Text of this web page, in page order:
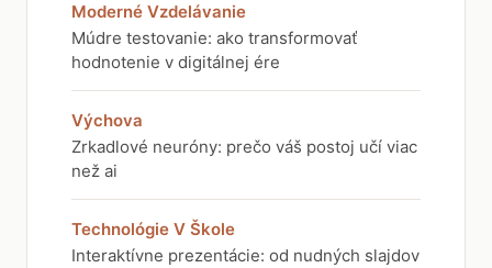
Moderné Vzdelávanie
Múdre testovanie: ako transformovať
hodnotenie v digitálnej ére
Výchova
Zrkadlové neuróny: prečo váš postoj učí viac
než ai
Technológie V Škole
Interaktívne prezentácie: od nudných slajdov